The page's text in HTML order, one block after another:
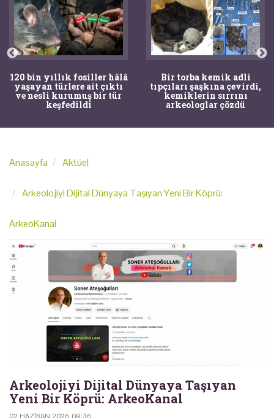
120 bin yıllık fosiller hâlâ
yaşayan türlere ait çıktı
ve nesli kurumuş bir tür
keşfedildi
Bir torba kemik adli
tıpçıları şaşkına çevirdi,
kemiklerin sırrını
arkeologlar çözdü
Anasayfa Aktüel
Arkeolojiyi Dijital Dünyaya Taşıyan Yeni Bir Köprü:
ArkeoKanal
Arkeolojiyi Dijital Dünyaya Taşıyan
Yeni Bir Köprü: ArkeoKanal